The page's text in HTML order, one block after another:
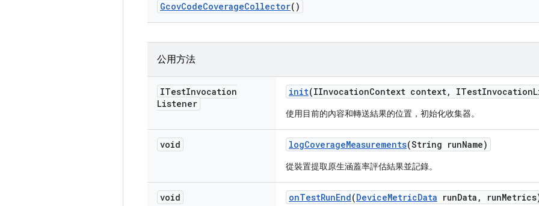
GcovCodeCoverageCollector()
公用方法
ITestInvocation
Listener
init(IInvocationContext context, ITestInvocation
使用目前的內容和轉送結果的位置，初始化收集器。
void logCoverageMeasurements(String runName)
從裝置提取原生涵蓋率評估結果並記錄。
void onTestRunEnd(DeviceMetricData runData , run